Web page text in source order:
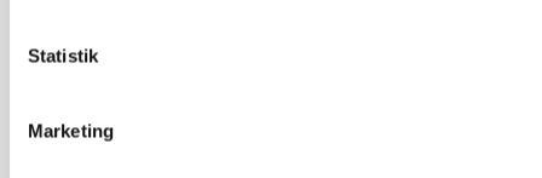
Statistik
Marketing